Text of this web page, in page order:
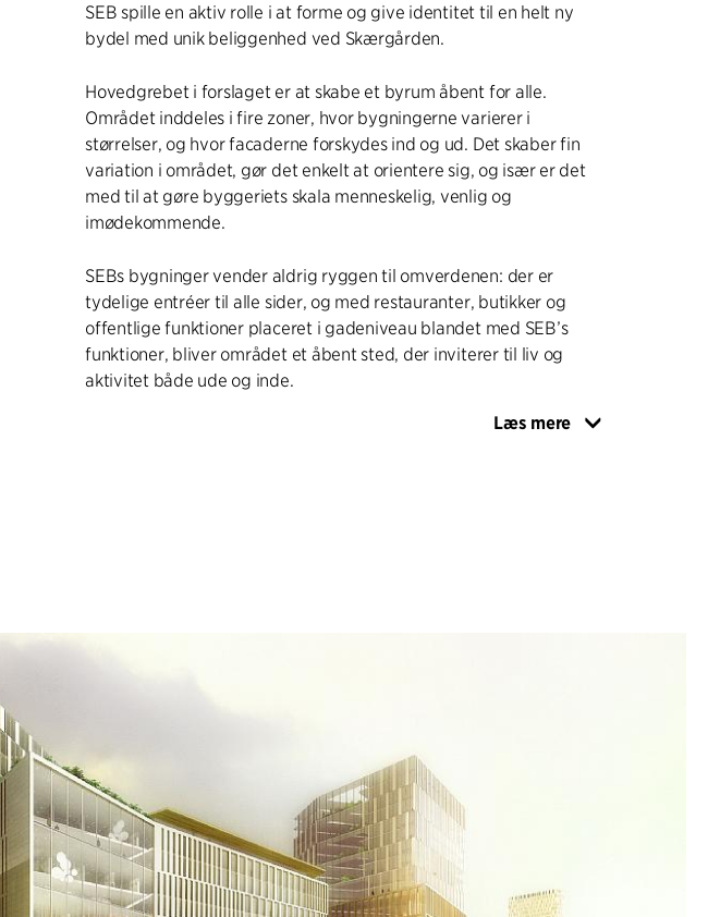
SEB spille en aktiv rolle i at forme og give identitet til en helt ny
bydel med unik beliggenhed ved Skærgården.
Hovedgrebet i forslaget er at skabe et byrum åbent for alle.
Området inddeles i fire zoner, hvor bygningerne varierer i
størrelser, og hvor facaderne forskydes ind og ud. Det skaber fin
variation i området, gør det enkelt at orientere sig, og især er det
med til at gøre byggeriets skala menneskelig, venlig og
imødekommende.
SEBs bygninger vender aldrig ryggen til omverdenen: der er
tydelige entréer til alle sider, og med restauranter, butikker og
offentlige funktioner placeret i gadeniveau blandet med SEB’s
funktioner, bliver området et åbent sted, der inviterer til liv og
aktivitet både ude og inde.
Bygningerne ligger omkring et gennemgående strøg, der
swimmingpool eller tennisbane.
Læs mere